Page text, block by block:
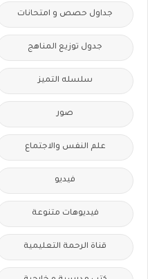
جداول حصص و امتحانات
جدول توزيع المناهج
سلسله التميز
صور
علم النفس والاجتماع
فيديو
فيديوهات متنوعة
قناة الرحمة التعليمية